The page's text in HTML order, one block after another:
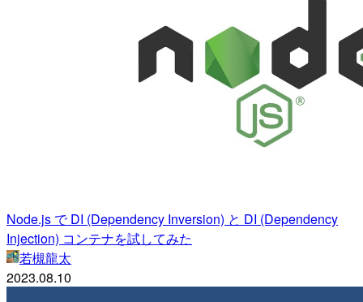
Node.js で DI (Dependency Inversion) と DI (Dependency
Injection) コンテナを試してみた
若槻龍太
2023.08.10